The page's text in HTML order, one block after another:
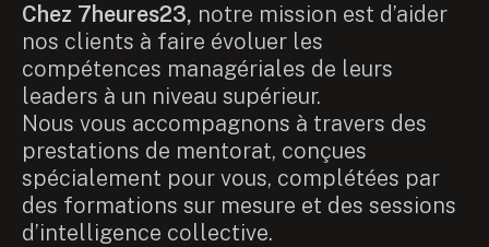
Chez 7heures23, notre mission est d’aider
nos clients à faire évoluer les
compétences managériales de leurs
leaders à un niveau supérieur.
Nous vous accompagnons à travers des
prestations de mentorat, conçues
spécialement pour vous, complétées par
des formations sur mesure et des sessions
d’intelligence collective.